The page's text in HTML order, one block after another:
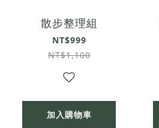
散步整理組
NT$999
NT$1,100
加入購物車